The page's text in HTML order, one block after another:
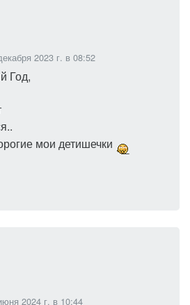
2023 г. в 08:52
Год,
мои детишечки
2024 г. в 10:44